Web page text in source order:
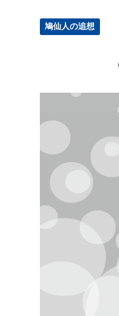
鳩仙人の追想